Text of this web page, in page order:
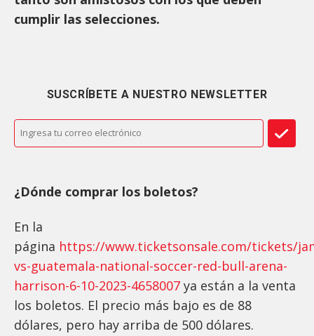
cumplir las selecciones.
SUSCRÍBETE A NUESTRO NEWSLETTER
¿Dónde comprar los boletos?
En la
página https://www.ticketsonsale.com/tickets/
vs-guatemala-national-soccer-red-bull-arena-
harrison-6-10-2023-4658007 ya están a la venta
los boletos. El precio más bajo es de 88
dólares, pero hay arriba de 500 dólares.